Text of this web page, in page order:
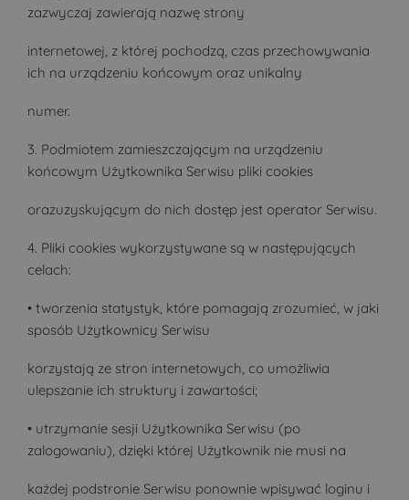
zazwyczaj zawierają nazwę strony
internetowej, z której pochodzą, czas przechowywania
ich na urządzeniu końcowym oraz unikalny
numer.
3. Podmiotem zamieszczającym na urządzeniu
końcowym Użytkownika Serwisu pliki cookies
orazuzyskującym do nich dostęp jest operator Serwisu.
4. Pliki cookies wykorzystywane są w następujących
celach:
• tworzenia statystyk, które pomagają zrozumieć, w jaki
sposób Użytkownicy Serwisu
korzystają ze stron internetowych, co umożliwia
ulepszanie ich struktury i zawartości;
• utrzymanie sesji Użytkownika Serwisu (po
zalogowaniu), dzięki której Użytkownik nie musi na
każdej podstronie Serwisu ponownie wpisywać loginu i